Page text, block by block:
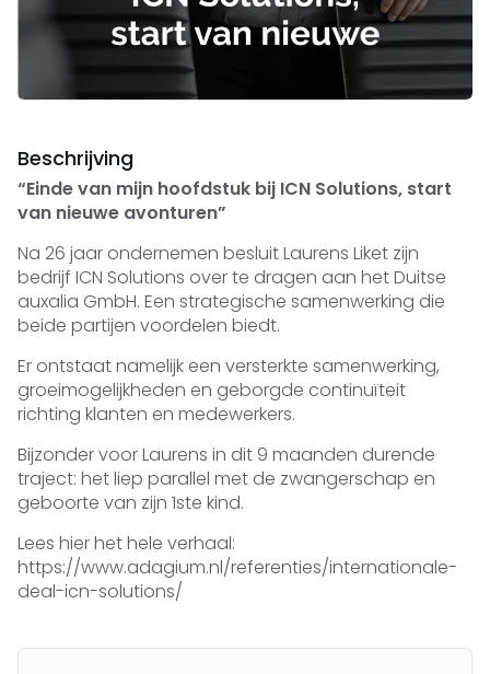
Beschrijving
“Einde van mijn hoofdstuk bij ICN Solutions, start
van nieuwe avonturen”
Na 26 jaar ondernemen besluit Laurens Liket zijn
bedrijf ICN Solutions over te dragen aan het Duitse
auxalia GmbH. Een strategische samenwerking die
beide partijen voordelen biedt.
Er ontstaat namelijk een versterkte samenwerking,
groeimogelijkheden en geborgde continuïteit
richting klanten en medewerkers.
Bijzonder voor Laurens in dit 9 maanden durende
traject: het liep parallel met de zwangerschap en
geboorte van zijn 1ste kind.
Lees hier het hele verhaal:
https://www.adagium.nl/referenties/internationale-
deal-icn-solutions/